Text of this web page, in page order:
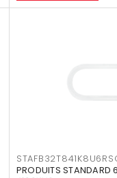
PRODUITS STANDARD